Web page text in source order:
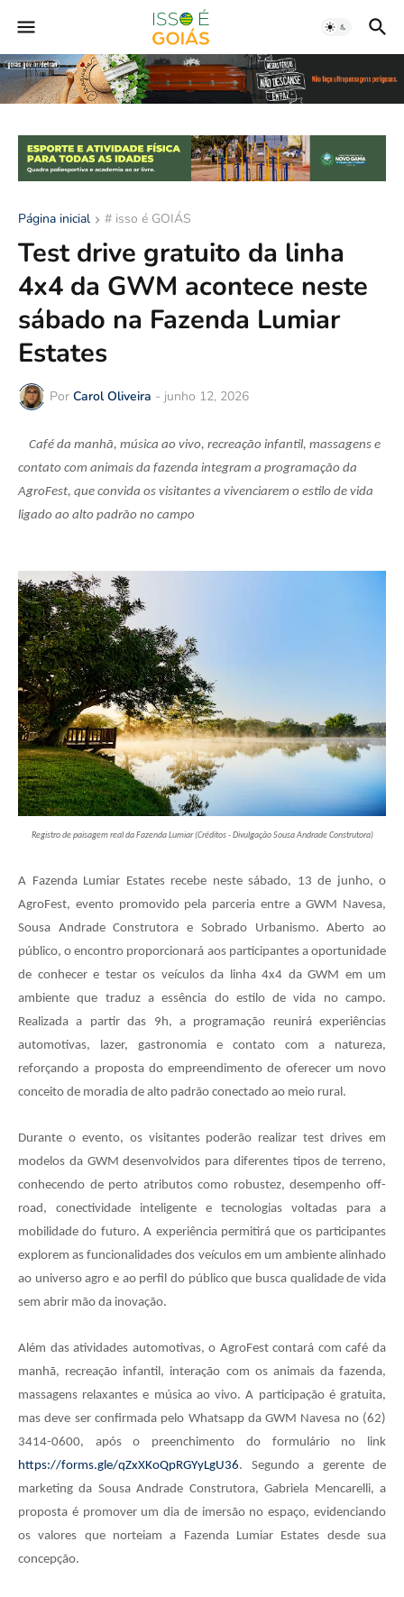
Página inicial # isso é GOIÁS
Test drive gratuito da linha
4x4 da GWM acontece neste
sábado na Fazenda Lumiar
Estates
Por Carol Oliveira - junho 12, 2026
Café da manhã, música ao vivo, recreação infantil, massagens e
contato com animais da fazenda integram a programação da
AgroFest, que convida os visitantes a vivenciarem o estilo de vida
ligado ao alto padrão no campo
Registro de paisagem real da Fazenda Lumiar (Créditos - Divulgação Sousa Andrade Construtora)
A Fazenda Lumiar Estates recebe neste sábado, 13 de junho, o
AgroFest, evento promovido pela parceria entre a GWM Navesa,
Sousa Andrade Construtora e Sobrado Urbanismo. Aberto ao
público, o encontro proporcionará aos participantes a oportunidade
de conhecer e testar os veículos da linha 4x4 da GWM em um
ambiente que traduz a essência do estilo de vida no campo.
Realizada a partir das 9h, a programação reunirá experiências
automotivas, lazer, gastronomia e contato com a natureza,
reforçando a proposta do empreendimento de oferecer um novo
conceito de moradia de alto padrão conectado ao meio rural.
Durante o evento, os visitantes poderão realizar test drives em
modelos da GWM desenvolvidos para diferentes tipos de terreno,
conhecendo de perto atributos como robustez, desempenho off-
road, conectividade inteligente e tecnologias voltadas para a
mobilidade do futuro. A experiência permitirá que os participantes
explorem as funcionalidades dos veículos em um ambiente alinhado
ao universo agro e ao perfil do público que busca qualidade de vida
sem abrir mão da inovação.
Além das atividades automotivas, o AgroFest contará com café da
manhã, recreação infantil, interação com os animais da fazenda,
massagens relaxantes e música ao vivo. A participação é gratuita,
mas deve ser confirmada pelo Whatsapp da GWM Navesa no (62)
3414-0600, após o preenchimento do formulário no link
https://forms.gle/qZxXKoQpRGYyLgU36. Segundo a gerente de
marketing da Sousa Andrade Construtora, Gabriela Mencarelli, a
proposta é promover um dia de imersão no espaço, evidenciando
os valores que norteiam a Fazenda Lumiar Estates desde sua
concepção.